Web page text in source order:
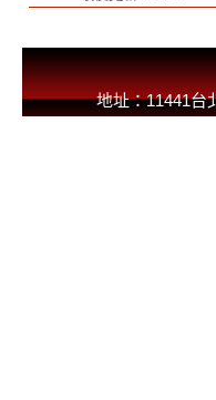
地址：11441